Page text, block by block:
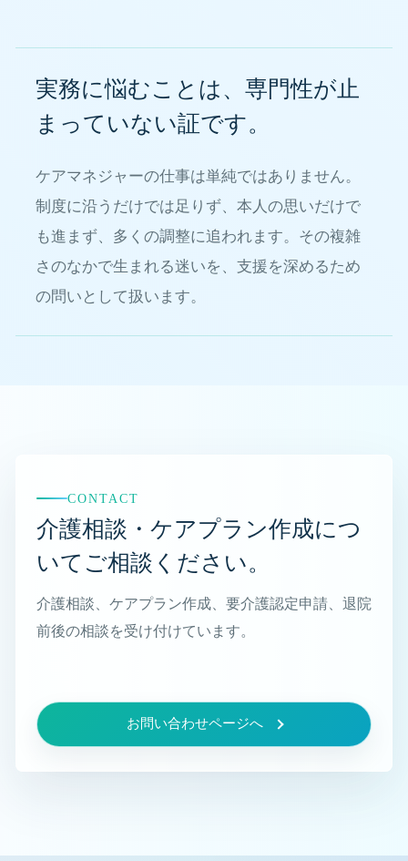
実務に悩むことは、専門性が止
まっていない証です。
ケアマネジャーの仕事は単純ではありません。
制度に沿うだけでは足りず、本人の思いだけで
も進まず、多くの調整に追われます。その複雑
さのなかで生まれる迷いを、支援を深めるため
の問いとして扱います。
CONTACT
介護相談・ケアプラン作成につ
いてご相談ください。
介護相談、ケアプラン作成、要介護認定申請、退院
前後の相談を受け付けています。
お問い合わせページへ